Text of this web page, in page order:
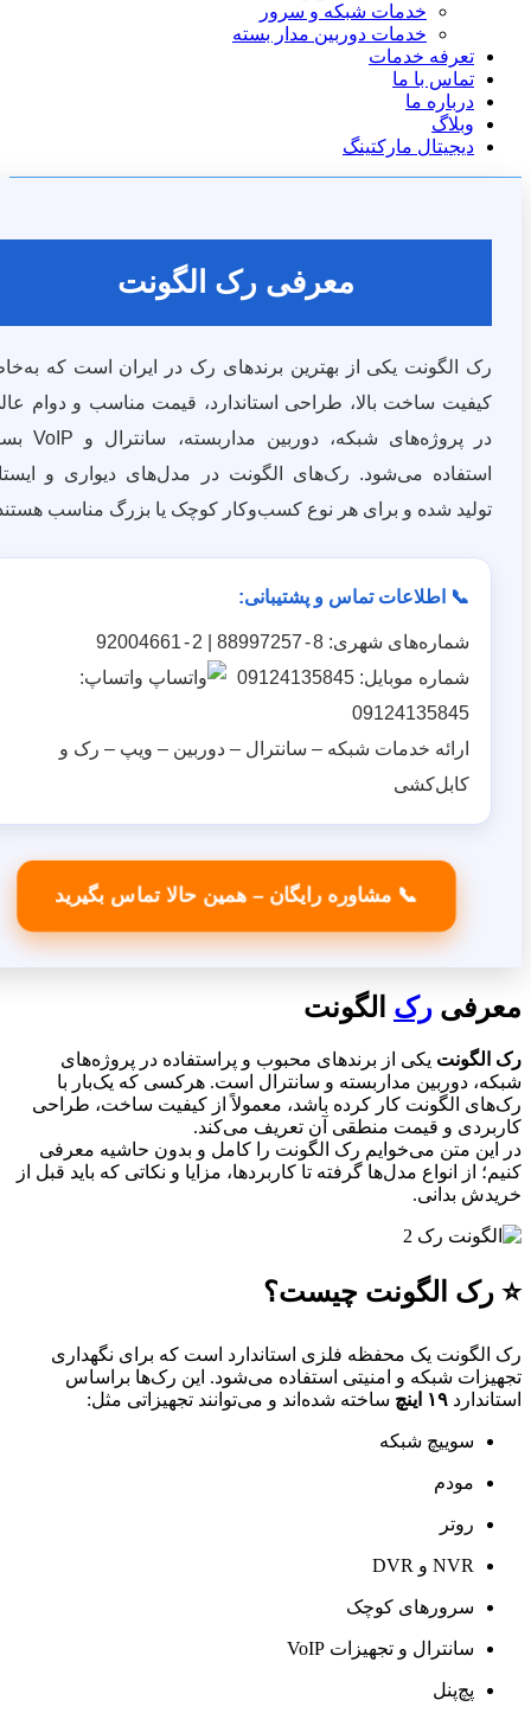
خدمات شبکه و سرور
خدمات دوربین مدار بسته
تعرفه خدمات
تماس با ما
درباره ما
وبلاگ
دیجیتال مارکتینگ
معرفی رک الگونت
الگونت یکی از بهترین برندهای رک در ایران است که به‌خاطر
ساخت بالا، طراحی استاندارد، قیمت مناسب و دوام عالی،
در پروژه‌های شبکه، دوربین مداربسته، سانترال و VoIP بسیار
می‌شود. رک‌های الگونت در مدل‌های دیواری و ایستاده
شده و برای هر نوع کسب‌وکار کوچک یا بزرگ مناسب هستند.
📞 اطلاعات تماس و پشتیبانی:
شماره‌های شهری: 88997257 -8
|
92004661-2
شماره موبایل:09124135845
واتساپ:
09124135845
ارائه خدمات شبکه – سانترال – دوربین – ویپ – رک و
کابل‌کشی
📞 مشاوره رایگان – همین حالا تماس بگیرید
رکالگونت
یکی از برندهای محبوب و پراستفاده در پروژه‌های
دوربین مداربسته و سانترال است. هرکسی که یک‌بار با
الگونت کار کرده باشد، معمولاً از کیفیت ساخت، طراحی
و قیمت منطقی آن تعریف می‌کند.
متن می‌خوایم رک الگونت را کامل و بدون حاشیه معرفی
از انواع مدل‌ها گرفته تا کاربردها، مزایا و نکاتی که باید قبل از
بدانی.
الگونت چیست؟
یک محفظه فلزی استاندارد است که برای نگهداری
شبکه و امنیتی استفاده می‌شود. این رک‌ها براساس
۱۹ اینچ ساخته شده‌اند و می‌توانند تجهیزاتی مثل:
سوییچ شبکه
مودم
روتر
NVR و DVR
سرور‌های کوچک
سانترال و تجهیزات VoIP
پچ‌پنل